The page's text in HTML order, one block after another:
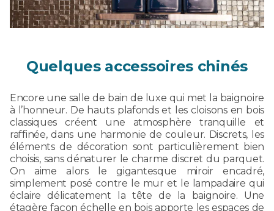
Quelques accessoires chinés
Encore une salle de bain de luxe qui met la baignoire
à l’honneur. De hauts plafonds et les cloisons en bois
classiques créent une atmosphère tranquille et
raffinée, dans une harmonie de couleur. Discrets, les
éléments de décoration sont particulièrement bien
choisis, sans dénaturer le charme discret du parquet.
On aime alors le gigantesque miroir encadré,
simplement posé contre le mur et le lampadaire qui
éclaire délicatement la tête de la baignoire. Une
étagère façon échelle en bois apporte les espaces de